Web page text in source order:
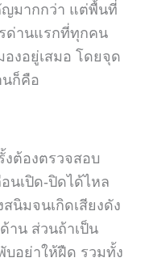
ญมากกว่า แต่พื้นที่
ด่านแรกที่ทุกคน
งอยู่เสมอ โดยจุด
นก็คือ
งต้องตรวจสอบ
นเปิด-ปิดได้ไหล
นิมจนเกิดเสียงดัง
าน ส่วนถ้าเป็น
อย่าให้ฝืด รวมทั้ง